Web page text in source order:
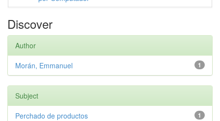
Discover
Author
1
Morán, Emmanuel
Subject
1
Perchado de productos